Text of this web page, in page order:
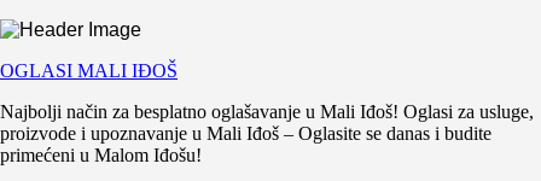
OGLASI MALI IĐOŠ
Najbolji način za besplatno oglašavanje u Mali Iđoš! Oglasi za usluge,
proizvode i upoznavanje u Mali Iđoš – Oglasite se danas i budite
primećeni u Malom Iđošu!